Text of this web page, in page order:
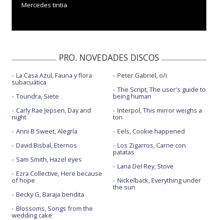
Mercedes tintia
PRO. NOVEDADES DISCOS
La Casa Azul, Fauna y flora
subacuática
Toundra, Siete
Carly Rae Jepsen, Day and
night
Anni B Sweet, Alegría
David Bisbal, Eternos
Sam Smith, Hazel eyes
Ezra Collective, Here because
of hope
Becky G, Baraja bendita
Blossoms, Songs from the
wedding cake
Peter Gabriel, o/i
The Script, The user's guide to
being human
Interpol, This mirror weighs a
ton
Eels, Cookie happened
Los Zigarros, Carne con
patatas
Lana Del Rey, Stove
Nickelback, Everything under
the sun